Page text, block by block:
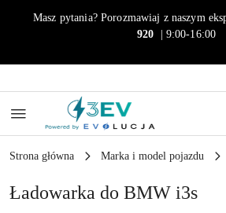
Przejdź do treści głównej
Przejdź do wyszukiwarki
Przejdź do moje konto
Przejdź do menu głównego
Przejdź do stopki
Masz pytania? Porozmawiaj z naszym
920
| 9:00-16:00
Strona główna Marka i model pojazdu
Ładowarka do BMW i3s